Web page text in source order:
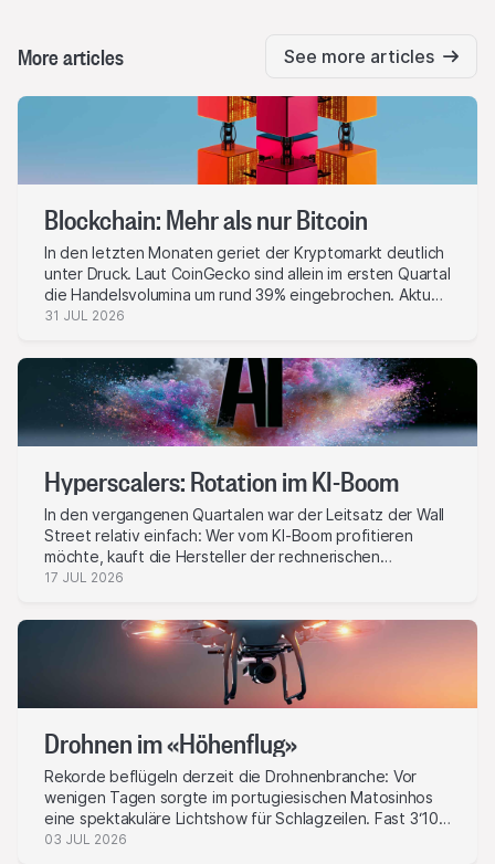
More articles See more articles
Blockchain: Mehr als nur Bitcoin
In den letzten Monaten geriet der Kryptomarkt deutlich
unter Druck. Laut CoinGecko sind allein im ersten Quartal
die Handelsvolumina um rund 39% eingebrochen. Aktuell
liegt der Gesamtmarktwert aller digitalen Coins bei USD
Höchststands von Ende 2025. Auch etablierte
Kryptoaktien litten: Die Extremeinbrüche bei Kursen und
Umsätzen begleiteten einen kräftigen Abverkauf bei
Konzernen wie dem weltweit grössten
unternehmerischen Bitcoin-Inhaber Strategy oder auch
Signale für eine Bodenbildung.
31 JUL 2026
Hyperscalers: Rotation im KI-Boom
In den vergangenen Quartalen war der Leitsatz der Wall
Street relativ einfach: Wer vom KI-Boom profitieren
möchte, kauft die Hersteller der rechnerischen
Schwerindustrie. Nvidia, Micron, Broadcom oder AMD
Bandwidth-Memory und Netzwerktechnik kein einziges
grosses Sprachmodell trainiert und keine Inferenz in
grossem Stil ausgeliefert werden kann. Diese
Schlussfolgerung hat die Kurse der Chipbranche in
atemberaubendem Tempo nach oben getrieben.
17 JUL 2026
Drohnen im «Höhenflug»
Rekorde beflügeln derzeit die Drohnenbranche: Vor
wenigen Tagen sorgte im portugiesischen Matosinhos
eine spektakuläre Lichtshow für Schlagzeilen. Fast 3‘100
unbemannte Fluggeräte schwebten in perfekter
03 JUL 2026